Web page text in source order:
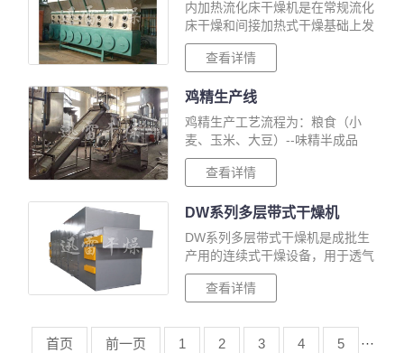
内加热流化床干燥机是在常规流化
床干燥和间接加热式干燥基础上发
展起来的一种新型干燥技术。将热
交换器沉浸在流态化干燥物料中，
换器和流化···
查看详情
鸡精生产线
鸡精生产工艺流程为：粮食（小
麦、玉米、大豆）--味精半成品
（谷氨酸钠）与少量鸡粉等其他辅
料混合-制粒-干燥-过筛-包装-检
佳的鸡···
查看详情
DW系列多层带式干燥机
DW系列多层带式干燥机是成批生
产用的连续式干燥设备，用于透气
性较好的片状、条状、颗粒状物料
的干燥，对于脱水蔬菜、催化剂、
允许高的物···
查看详情
首页 前一页 1 2 3 4 5 ···